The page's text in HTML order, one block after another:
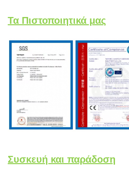
Τα Πιστοποιητικά μας
Συσκευή και παράδοση